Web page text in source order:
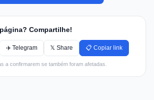
Compartilhe!
✈️ Telegram 𝕏 Share 📋 Copiar link
a confirmarem se também foram afetadas.